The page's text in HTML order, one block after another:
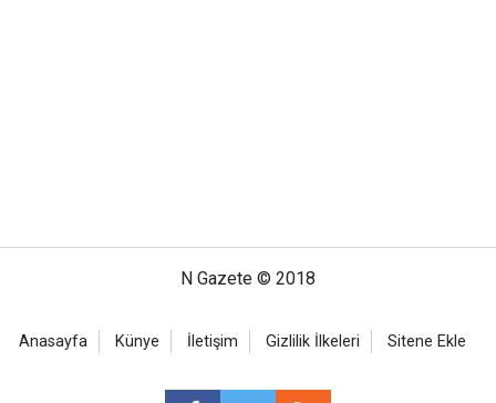
N Gazete © 2018
Anasayfa Künye İletişim Gizlilik İlkeleri Sitene Ekle